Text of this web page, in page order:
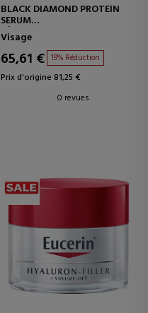
BLACK DIAMOND PROTEIN
SERUM
SÉRUM ULTRA-INTENSIF
Visage
65,61 € 19% Réduction
Prix d'origine 81,25 €
0 revues